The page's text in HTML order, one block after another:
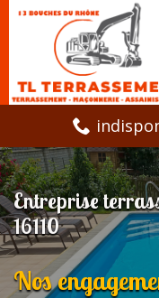
Entreprise
16110
Nos